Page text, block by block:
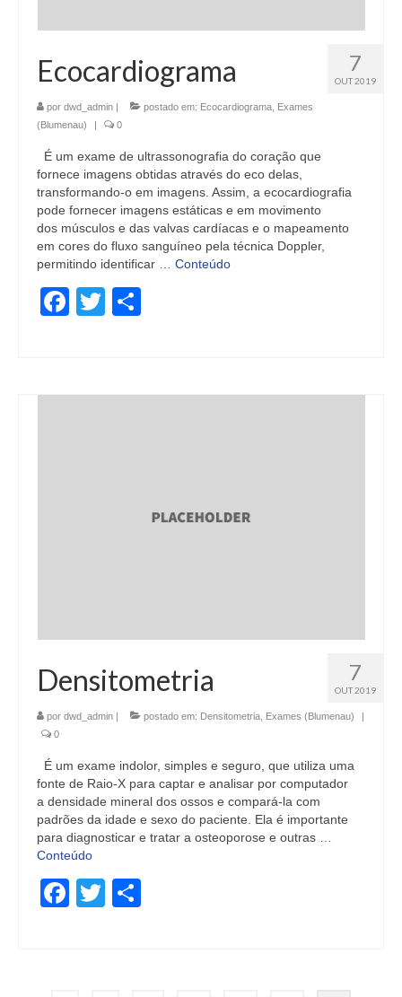
7
OUT 2019
Ecocardiograma
por dwd_admin | postado em: Ecocardiograma Exames
(Blumenau)
| 0
É um exame de ultrassonografia do coração que
fornece imagens obtidas através do eco delas,
transformando-o em imagens. Assim, a ecocardiografia
pode fornecer imagens estáticas e em movimento
dos músculos e das valvas cardíacas e o mapeamento
em cores do fluxo sanguíneo pela técnica Doppler,
permitindo identificar … Conteúdo
Facebook
Twitter
7
OUT 2019
Densitometria
por dwd_admin postado em: Densitometria Exames (Blumenau)
0
É um exame indolor, simples e seguro, que utiliza uma
fonte de Raio-X para captar e analisar por computador
a densidade mineral dos ossos e compará-la com
padrões da idade e sexo do paciente. Ela é importante
para diagnosticar e tratar a osteoporose e outras …
Conteúdo
Facebook
Twitter